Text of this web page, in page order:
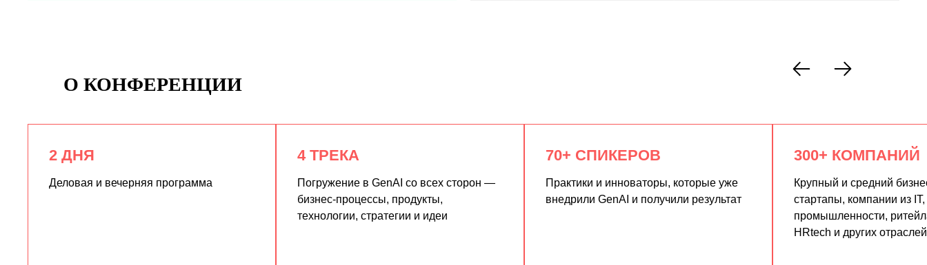
О КОНФЕРЕНЦИИ
2 ДНЯ
Деловая и вечерняя программа
4 ТРЕКА
Погружение в GenAI со всех сторон —
бизнес-процессы, продукты,
технологии, стратегии и идеи
70+ СПИКЕРОВ
Практики и инноваторы, которые уже
внедрили GenAI и получили результат
300+ КОМПАНИЙ
Крупный и средний
стартапы, компании из
промышленности,
HRtech и других отраслей